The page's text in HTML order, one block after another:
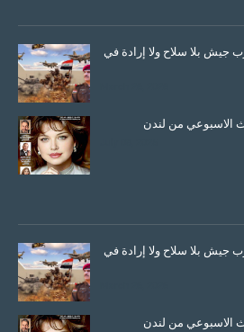
جيش بلا سلاح ولا إرادة في
جيش بلا سلاح ولا إرادة في